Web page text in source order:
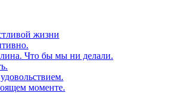
жизни
Что бы мы ни делали.
моменте.